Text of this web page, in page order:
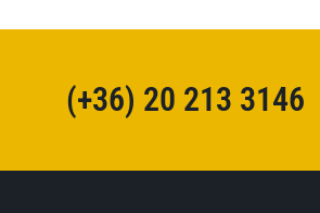
(+36) 20 213 3146